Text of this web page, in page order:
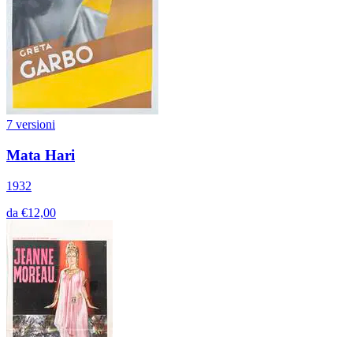
7 versioni
Mata Hari
1932
da €12,00